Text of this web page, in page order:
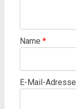
Name *
E-Mail-Adresse